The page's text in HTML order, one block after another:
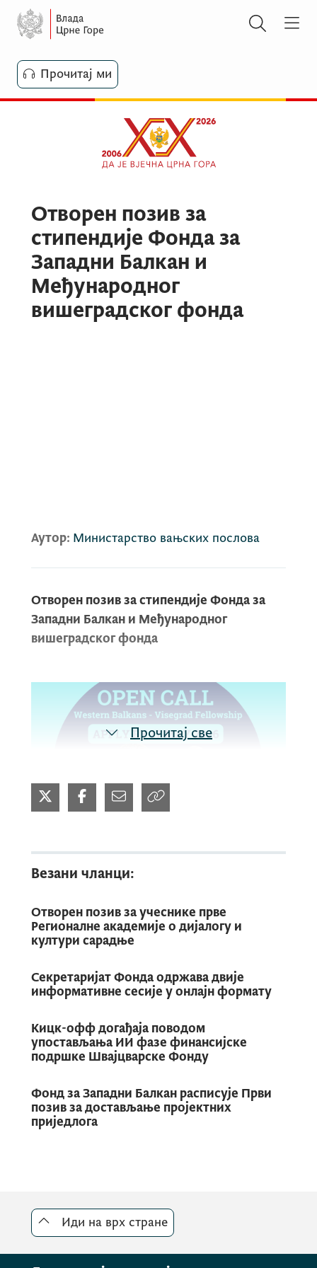
Прочитај ми
Отворен позив за
стипендије Фонда за
Западни Балкан и
Међународног
вишеградског фонда
Аутор: Министарство вањских послова
Отворен позив за стипендије Фонда за
Западни Балкан и Међународног
вишеградског фонда
додјелу финансијских средстава за
Програм стипендирања Западни Балкан –
Вишеградска група, који заједнички
финансирају Међународни вишеградски
фонд и Фонд за Западни Балкан.
Позив је отворен од 13. априла до 17. маја
2026, а резултати ће бити познати 15. јула
Србија) могу боравити у државама
Вишеградске групе (Чешка, Мађарска,
Прочитај све
Везани чланци:
Отворен позив за учеснике прве
Регионалне академије о дијалогу и
култури сарадње
Секретаријат Фонда одржава двије
информативне сесије у онлајн формату
Кицк-офф догађаја поводом
упостављања ИИ фазе финансијске
подршке Швајцварске Фонду
Фонд за Западни Балкан расписује Први
позив за достављање пројектних
приједлога
Иди на врх стране